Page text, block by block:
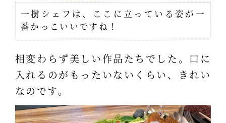
一樹シェフは、ここに立っている姿が一
番かっこいいですね！
相変わらず美しい作品たちでした。口に
入れるのがもったいないくらい、きれい
なのです。